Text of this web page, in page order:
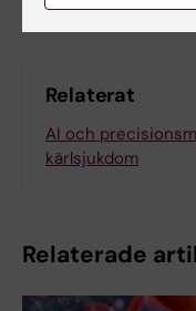
Relaterat
AI och
kärlsjukdom
Relaterade